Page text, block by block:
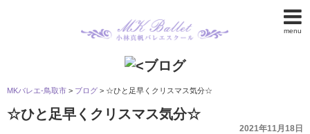
menu
MKバレエ-鳥取市 > ブログ > ☆ひと足早くクリスマス気分☆
☆ひと足早くクリスマス気分☆
2021年11月18日